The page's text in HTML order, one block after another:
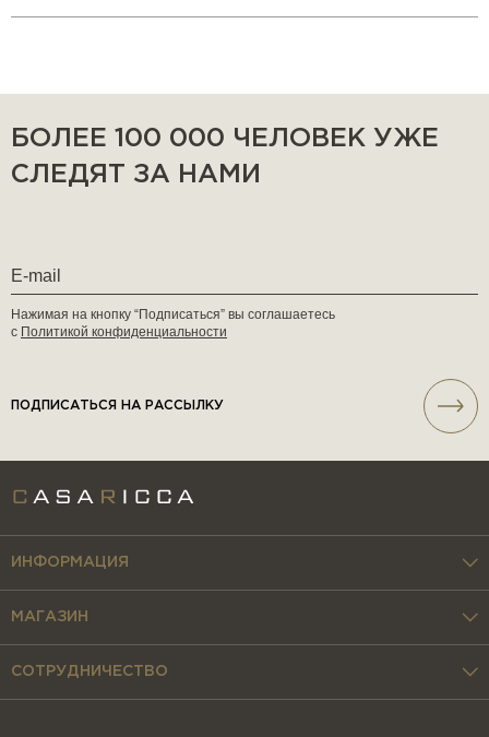
БОЛЕЕ 100 000 ЧЕЛОВЕК УЖЕ
СЛЕДЯТ ЗА НАМИ
Нажимая на кнопку “Подписаться” вы соглашаетесь
с Политикой конфиденциальности
ПОДПИСАТЬСЯ НА РАССЫЛКУ
ИНФОРМАЦИЯ
МАГАЗИН
СОТРУДНИЧЕСТВО